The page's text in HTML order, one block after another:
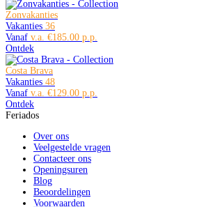
Zonvakanties
Vakanties 36
Vanaf
€185.00
Ontdek
Costa Brava
Vakanties 48
Vanaf
€129.00
Ontdek
Feriados
Over ons
Veelgestelde vragen
Contacteer ons
Openingsuren
Blog
Beoordelingen
Voorwaarden